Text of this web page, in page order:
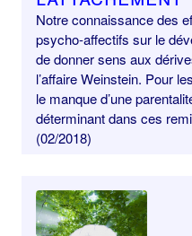
Notre connaissance des
psycho-affectifs sur le
de donner sens aux
l’affaire Weinstein. Pour
le manque d’une
déterminant dans ces
(02/2018)